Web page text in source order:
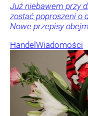
Już niebawem przy
zostać poproszeni o
Nowe przepisy
HandelWiadomości